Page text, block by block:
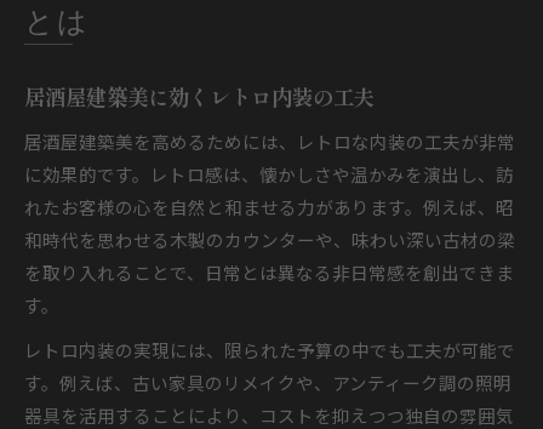
とは
居酒屋建築美に効くレトロ内装の工夫
居酒屋建築美を高めるためには、レトロな内装の工夫が非常
に効果的です。レトロ感は、懐かしさや温かみを演出し、訪
れたお客様の心を自然と和ませる力があります。例えば、昭
和時代を思わせる木製のカウンターや、味わい深い古材の梁
を取り入れることで、日常とは異なる非日常感を創出できま
す。
レトロ内装の実現には、限られた予算の中でも工夫が可能で
す。例えば、古い家具のリメイクや、アンティーク調の照明
器具を活用することにより、コストを抑えつつ独自の雰囲気